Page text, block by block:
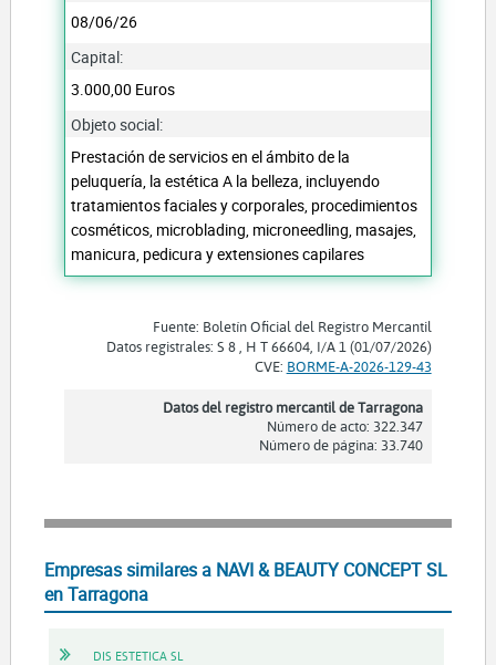
08/06/26
Capital:
3.000,00 Euros
Objeto social:
Prestación de servicios en el ámbito de la
peluquería, la estética A la belleza, incluyendo
tratamientos faciales y corporales, procedimientos
cosméticos, microblading, microneedling, masajes,
manicura, pedicura y extensiones capilares
Fuente: Boletín Oficial del Registro Mercantil
Datos registrales: S 8 , H T 66604, I/A 1 (01/07/2026)
CVE: BORME-A-2026-129-43
Datos del registro mercantil de Tarragona
Número de acto: 322.347
Número de página: 33.740
Empresas similares a NAVI & BEAUTY CONCEPT SL
en Tarragona
DIS ESTETICA SL